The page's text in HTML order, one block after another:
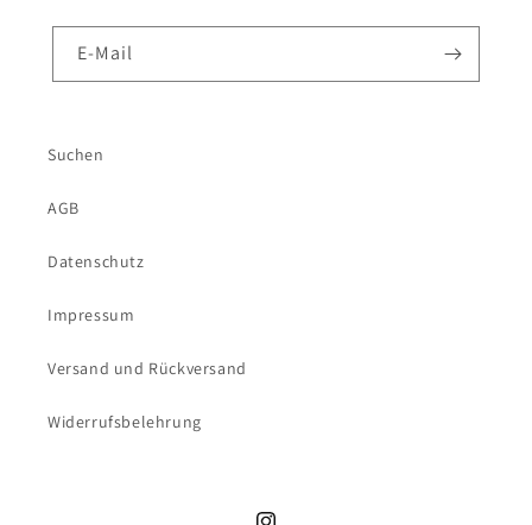
E-Mail
Suchen
AGB
Datenschutz
Impressum
Versand und Rückversand
Widerrufsbelehrung